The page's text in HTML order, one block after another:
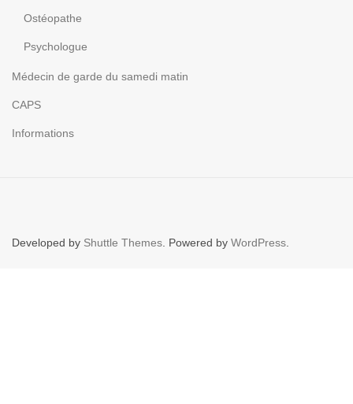
Ostéopathe
Psychologue
Médecin de garde du samedi matin
CAPS
Informations
Developed by Shuttle Themes . Powered by WordPress